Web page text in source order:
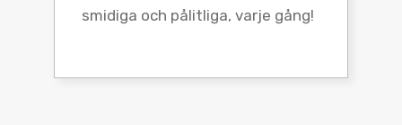
smidiga och pålitliga, varje gång!